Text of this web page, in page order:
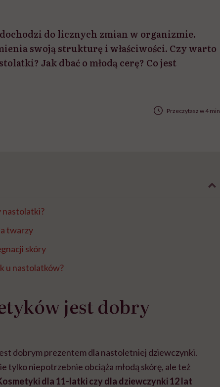
do licznych zmian w organizmie.
swoją strukturę i właściwości. Czy warto
Jak dbać o młodą cerę? Co jest
Przeczytasz w 4 min
nastolatki?
twarzy
skóry
u nastolatków?
jest dobry
dobrym prezentem dla nastoletniej dziewczynki.
tylko niepotrzebnie obciąża młodą skórę, ale też
dla 11-latki czy dla dziewczynki 12 lat